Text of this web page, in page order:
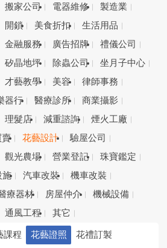
搬家公司 電器維修
製造業
開鎖 美食折扣
生活用品
金融服務 廣告招牌
禮儀公司
矽晶地坪 除蟲公司
坐月子中心
才藝教學 美容
律師事務
器行 醫療診所
商業攝影
理髮店 減重諮詢
煙火工廠
賣 花藝設計
驗屋公司
觀光農場 營業登記
珠寶鑑定
施 汽車改裝
機車改裝
療器材 房屋仲介
機械設備
通風工程 其它
課程 花藝證照
花禮訂製